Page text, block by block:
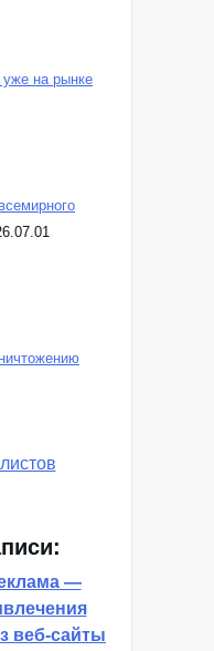
на рынке
—
веб-сайты